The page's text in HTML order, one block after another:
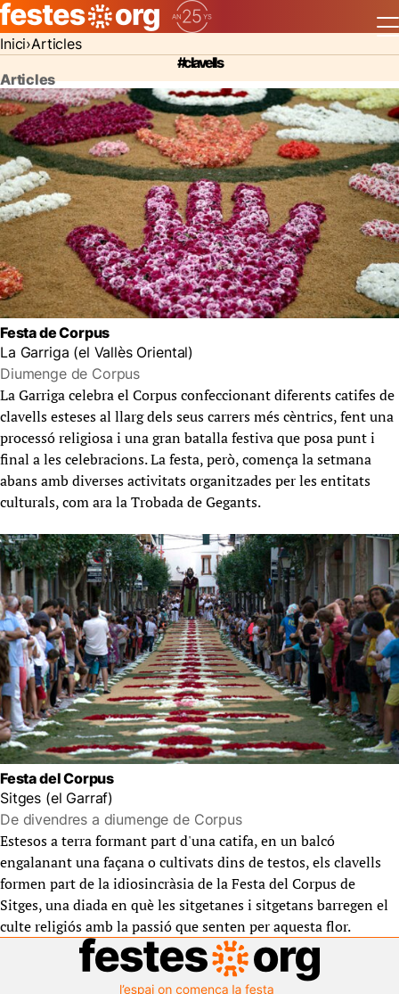
Inici Articles
#clavells
Articles
Festa de Corpus
La Garriga (el Vallès Oriental)
Diumenge de Corpus
La Garriga celebra el Corpus confeccionant diferents catifes de
clavells esteses al llarg dels seus carrers més cèntrics, fent una
processó religiosa i una gran batalla festiva que posa punt i
final a les celebracions. La festa, però, comença la setmana
abans amb diverses activitats organitzades per les entitats
culturals, com ara la Trobada de Gegants.
Festa del Corpus
Sitges (el Garraf)
De divendres a diumenge de Corpus
Estesos a terra formant part d'una catifa, en un balcó
engalanant una façana o cultivats dins de testos, els clavells
formen part de la idiosincràsia de la Festa del Corpus de
Sitges, una diada en què les sitgetanes i sitgetans barregen el
culte religiós amb la passió que senten per aquesta flor.